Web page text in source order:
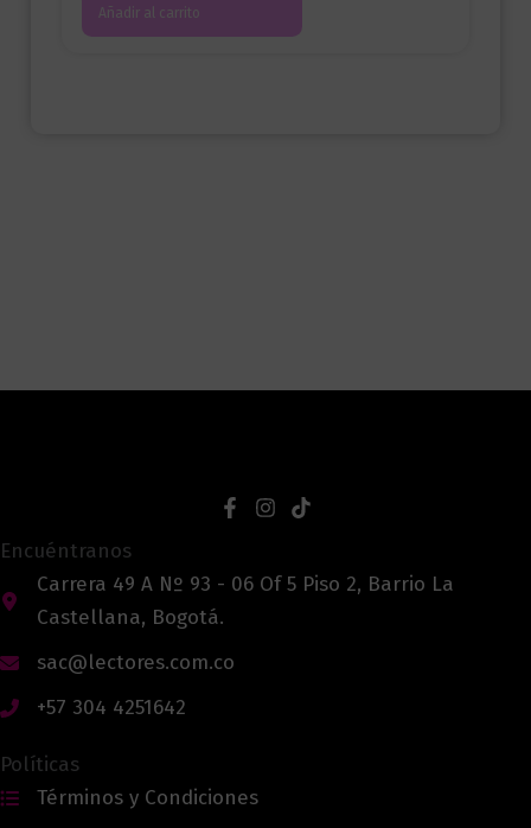
Añadir al carrito
Encuéntranos
Carrera 49 A Nº 93 - 06 Of 5 Piso 2, Barrio La
Castellana, Bogotá.
sac@lectores.com.co
+57 304 4251642
Políticas
Términos y Condiciones